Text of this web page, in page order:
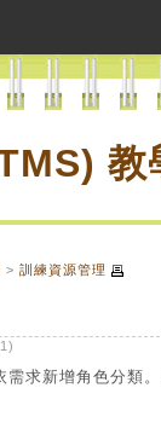
教
> 訓練資源管理
需求新增角色分類